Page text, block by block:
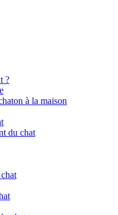
?
à la maison
du chat